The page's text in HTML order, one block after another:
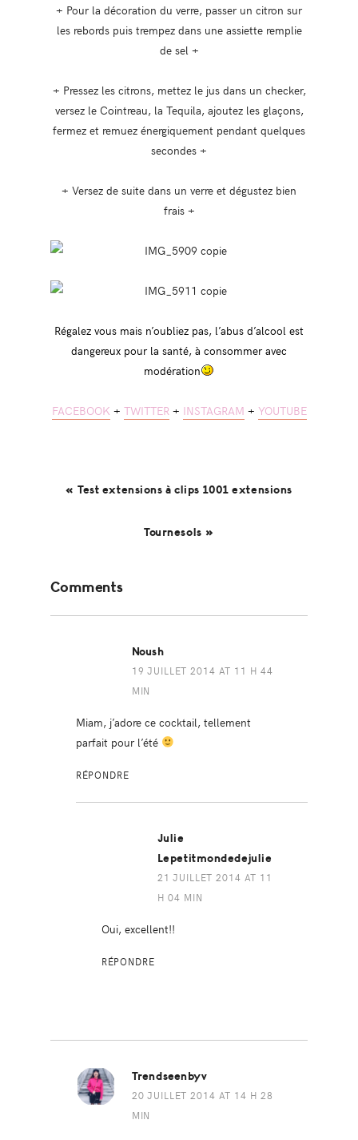
+ Pour la décoration du verre, passer un citron sur
les rebords puis trempez dans une assiette remplie
de sel +
+ Pressez les citrons, mettez le jus dans un checker,
versez le Cointreau, la Tequila, ajoutez les glaçons,
fermez et remuez énergiquement pendant quelques
secondes +
+ Versez de suite dans un verre et dégustez bien
frais +
Régalez vous mais n’oubliez pas, l’abus d’alcool est
dangereux pour la santé, à consommer avec
modération
FACEBOOK + TWITTER + INSTAGRAM + YOUTUBE
« Test extensions à clips 1001 extensions
Tournesols »
Interactions
Comments
Noush
19 JUILLET 2014 AT 11 H 44
MIN
Miam, j’adore ce cocktail, tellement
parfait pour l’été
RÉPONDRE
Julie
Lepetitmondedejulie
21 JUILLET 2014 AT 11
H 04 MIN
Oui, excellent!!
RÉPONDRE
Trendseenbyv
20 JUILLET 2014 AT 14 H 28
MIN